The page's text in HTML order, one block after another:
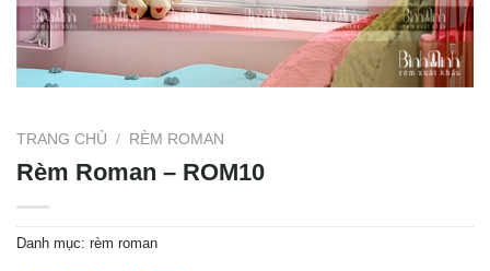
TRANG CHỦ / RÈM ROMAN
Rèm Roman – ROM10
Danh mục: rèm roman